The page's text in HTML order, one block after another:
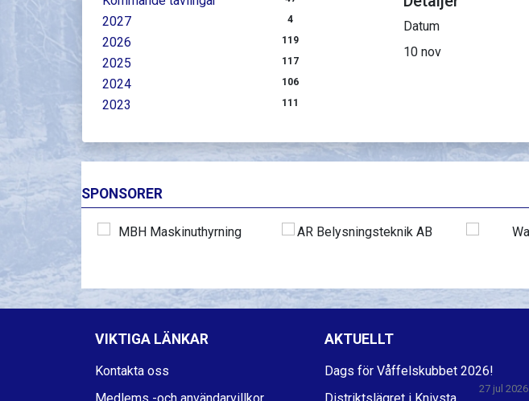
2027 4
2026 119
2025 117
2024 106
2023 111
Datum
10 nov
SPONSORER
VIKTIGA LÄNKAR
Kontakta oss
Medlems -och användarvillkor
AKTUELLT
Dags för Våffelskubbet 2026!
27 jul 2026
Distriktslägret i Knivsta